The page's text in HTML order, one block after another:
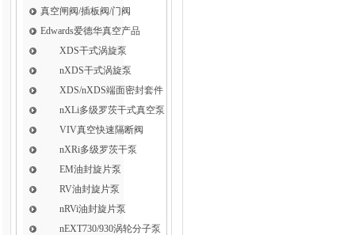
真空闸阀/插板阀/门阀
Edwards爱德华真空产品
XDS干式涡旋泵
nXDS干式涡旋泵
XDS/nXDS​端面密封套件
nXLi多级罗茨干式真空泵
VIV真空快速隔断阀
nXRi多级罗茨干泵
EM油封旋片泵
RV油封旋片泵
nRVi油封旋片泵
nEXT730/930涡轮分子泵